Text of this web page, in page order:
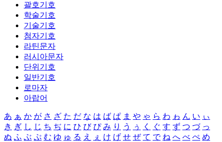
괄호기호
학술기호
기술기호
첨자기호
라틴문자
러시아문자
단위기호
일반기호
로마자
아랍어
あ ぁ か が さ ざ た だ な は ば ぱ ま や ゃ ら わ ゎ ん い ぃ
き ぎ し じ ち ぢ に ひ び ぴ み り う ぅ く ぐ す ず つ づ っ
ぬ ふ ぶ ぷ む ゆ ゅ る え ぇ け げ せ ぜ て で ね へ べ ぺ め